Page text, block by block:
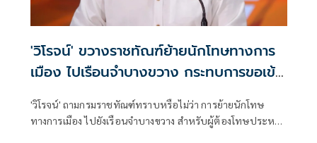
'วิโรจน์' ขวางราชทัณฑ์ย้ายนักโทษทางการ
เมือง ไปเรือนจำบางขวาง กระทบการขอเข้า
'วิโรจน์' ถามกรมราชทัณฑ์ทราบหรือไม่ว่า การย้ายนักโทษ
ทางการเมือง ไปยังเรือนจำบางขวาง สำหรับผู้ต้องโทษประหาร